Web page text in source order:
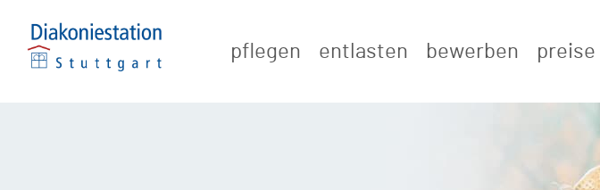
Zum
Inhalt
pflegen entlasten bewerben preise